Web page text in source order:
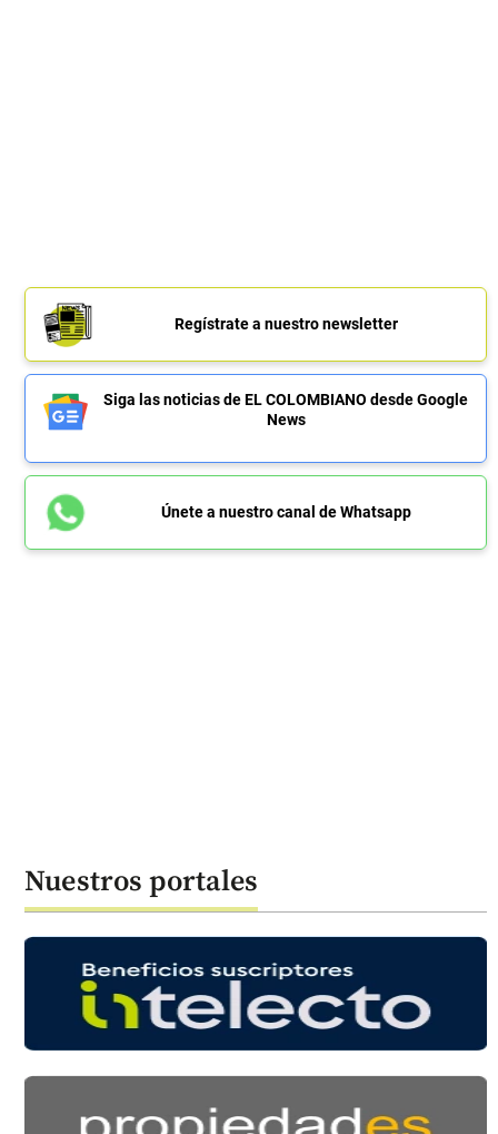
Regístrate a nuestro newsletter
Siga las noticias de EL COLOMBIANO desde Google
News
Únete a nuestro canal de Whatsapp
Nuestros portales